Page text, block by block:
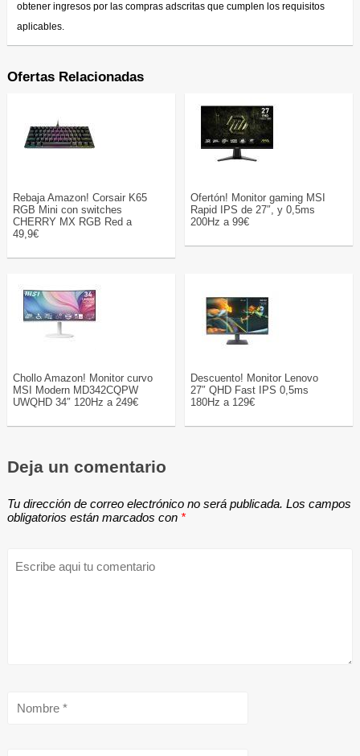
obtener ingresos por las compras adscritas que cumplen los requisitos
aplicables.
Ofertas Relacionadas
Rebaja Amazon! Corsair K65
RGB Mini con switches
CHERRY MX RGB Red a
49,9€
Ofertón! Monitor gaming MSI
Rapid IPS de 27″, y 0,5ms
200Hz a 99€
Chollo Amazon! Monitor curvo
MSI Modern MD342CQPW
UWQHD 34″ 120Hz a 249€
Descuento! Monitor Lenovo
27″ QHD Fast IPS 0,5ms
180Hz a 129€
Deja un comentario
Tu dirección de correo electrónico no será publicada. Los campos
obligatorios están marcados con *